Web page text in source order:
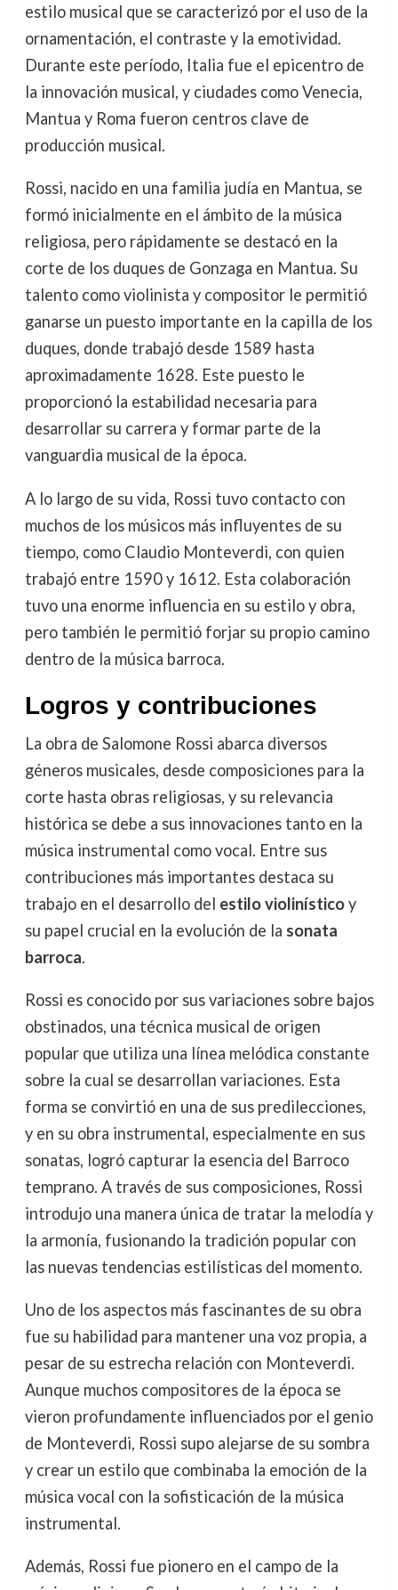
estilo musical que se caracterizó por el uso de la
ornamentación, el contraste y la emotividad.
Durante este período, Italia fue el epicentro de
la innovación musical, y ciudades como Venecia,
Mantua y Roma fueron centros clave de
producción musical.
Rossi, nacido en una familia judía en Mantua, se
formó inicialmente en el ámbito de la música
religiosa, pero rápidamente se destacó en la
corte de los duques de Gonzaga en Mantua. Su
talento como violinista y compositor le permitió
ganarse un puesto importante en la capilla de los
duques, donde trabajó desde 1589 hasta
aproximadamente 1628. Este puesto le
proporcionó la estabilidad necesaria para
desarrollar su carrera y formar parte de la
vanguardia musical de la época.
A lo largo de su vida, Rossi tuvo contacto con
muchos de los músicos más influyentes de su
tiempo, como Claudio Monteverdi, con quien
trabajó entre 1590 y 1612. Esta colaboración
tuvo una enorme influencia en su estilo y obra,
pero también le permitió forjar su propio camino
dentro de la música barroca.
Logros y contribuciones
La obra de Salomone Rossi abarca diversos
géneros musicales, desde composiciones para la
corte hasta obras religiosas, y su relevancia
histórica se debe a sus innovaciones tanto en la
música instrumental como vocal. Entre sus
contribuciones más importantes destaca su
trabajo en el desarrollo del estilo violinísticoy
su papel crucial en la evolución de la sonata
barroca.
Rossi es conocido por sus variaciones sobre bajos
obstinados, una técnica musical de origen
popular que utiliza una línea melódica constante
sobre la cual se desarrollan variaciones. Esta
forma se convirtió en una de sus predilecciones,
y en su obra instrumental, especialmente en sus
sonatas, logró capturar la esencia del Barroco
temprano. A través de sus composiciones, Rossi
introdujo una manera única de tratar la melodía y
la armonía, fusionando la tradición popular con
las nuevas tendencias estilísticas del momento.
Uno de los aspectos más fascinantes de su obra
fue su habilidad para mantener una voz propia, a
pesar de su estrecha relación con Monteverdi.
Aunque muchos compositores de la época se
vieron profundamente influenciados por el genio
de Monteverdi, Rossi supo alejarse de su sombra
y crear un estilo que combinaba la emoción de la
música vocal con la sofisticación de la música
instrumental.
Además, Rossi fue pionero en el campo de la